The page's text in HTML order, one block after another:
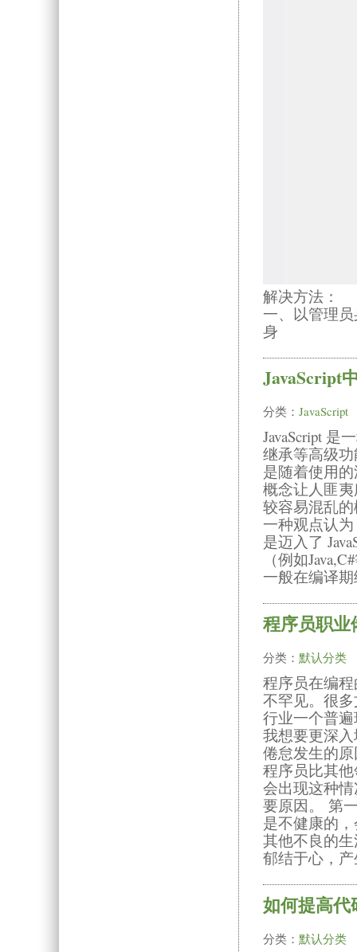
解决方法：
一、以管理
身
JavaScript
分类： JavaScript
JavaScript 是
继承等高级功
是随着使用
概念让人匪夷
较容易混乱
一种观点认为
是迈入了
（例如
一般在编译期
程序员职业
分类： 默认分类
程序员在编
不罕见。很
行业一个普
我想要更深
倦怠发生的
程序员比其
会出现这种
要原因。 第
是不健康的
其他不良的
郁结于心，
如何提高代
分类： 默认分类